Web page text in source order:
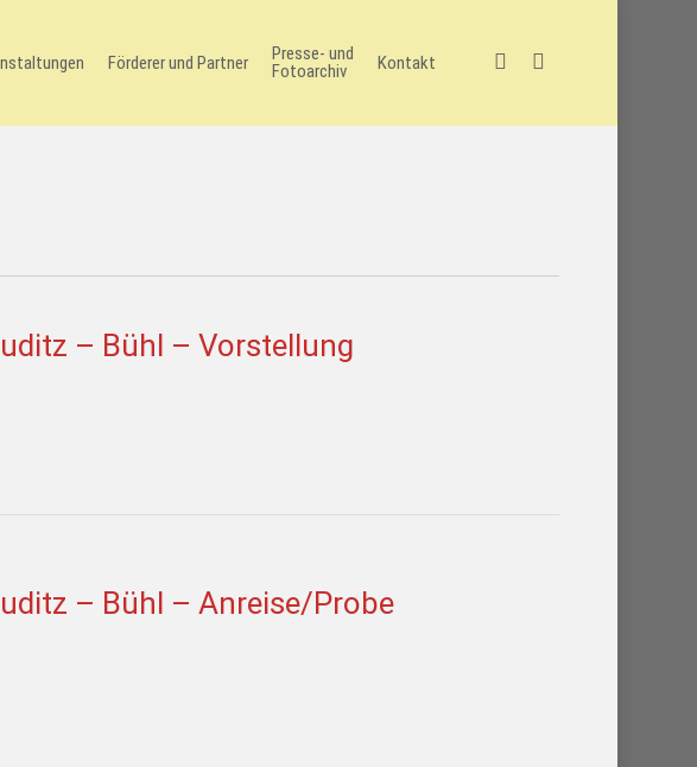
Förderer und Partner
Presse- und
Fotoarchiv
Kontakt facebookinstagram
– Bühl – Vorstellung
– Bühl – Anreise/Probe